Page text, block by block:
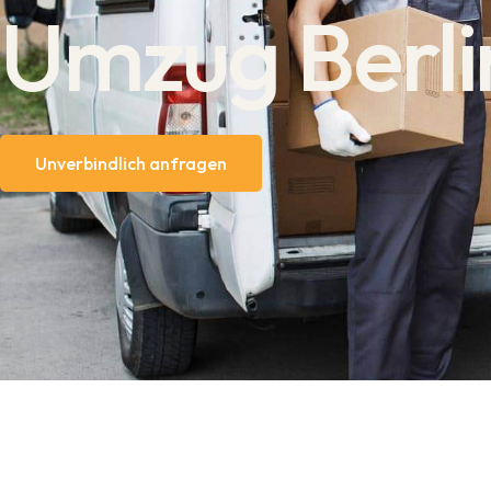
Umzug
Unverbindlich anfragen